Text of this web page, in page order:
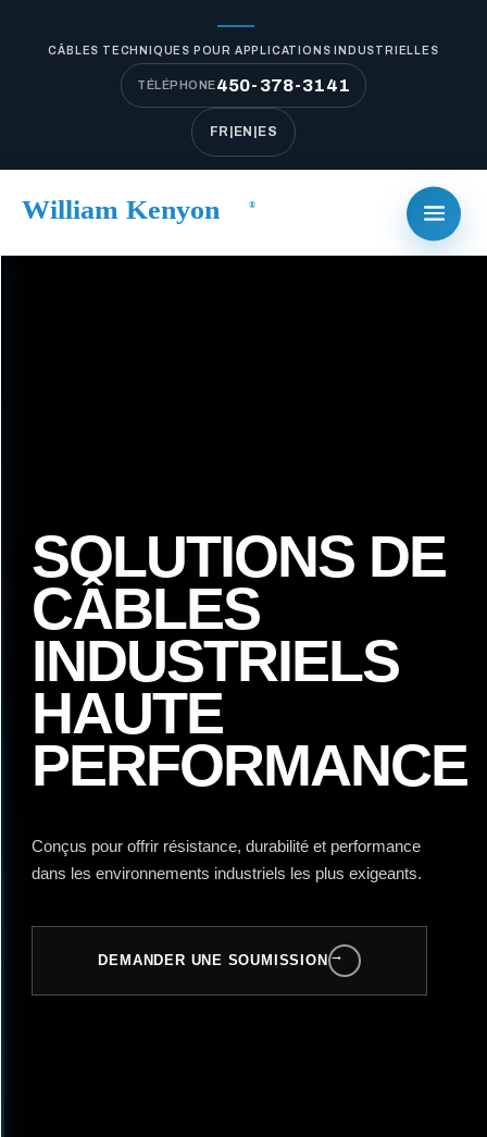
CÂBLES TECHNIQUES POUR APPLICATIONS INDUSTRIELLES
TÉLÉPHONE450-378-3141
FR EN ES
SOLUTIONS DE
CÂBLES
INDUSTRIELS
HAUTE
PERFORMANCE
Conçus pour offrir résistance, durabilité et performance
dans les environnements industriels les plus exigeants.
DEMANDER UNE SOUMISSION →